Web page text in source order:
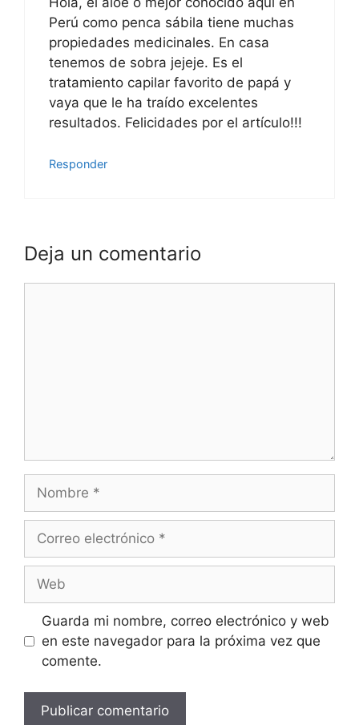
Perú como penca sábila tiene muchas
propiedades medicinales. En casa
tenemos de sobra jejeje. Es el
tratamiento capilar favorito de papá y
vaya que le ha traído excelentes
resultados. Felicidades por el artículo!!!
Responder
Deja un comentario
Nombre
Correo
Web
Guarda mi nombre, correo electrónico y web
en este navegador para la próxima vez que
comente.